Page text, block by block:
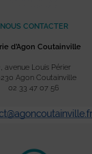
NOUS CONTACTER
d’Agon Coutainville
avenue Louis Périer
Agon Coutainville
02 33 47 07 56